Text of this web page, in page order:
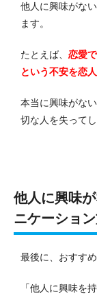
他人に興味がな
ます。
たとえば、 恋愛
という不安を恋
本当に興味がな
切な人を失って
他人に興味
ニケーショ
最後に、おすす
「他人に興味を